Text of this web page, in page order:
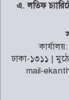
৯
১০
এ. লতিফ
ঢাকা-১৩১১ |
mail-